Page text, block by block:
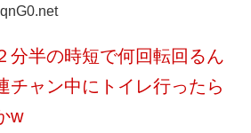
分半の時短で何回転回るん
ャン中にトイレ行ったら
w